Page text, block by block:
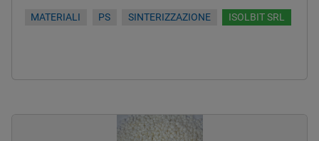
MATERIALI PS SINTERIZZAZIONE ISOLBIT SRL